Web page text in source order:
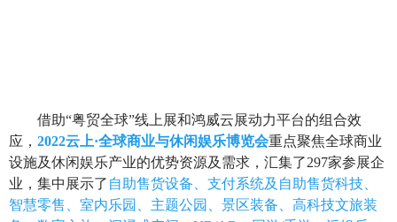
借助“粤贸全球”线上展和鸿威云展动力平台的组合效
应， 2022云上·全球商业与休闲娱乐博览会重点聚焦全球商业
设施及休闲娱乐产业的优势资源及需求，汇集了297家参展企
业，集中展示了 自助售货设备、支付系统及自助售货科技、
智慧零售、室内乐园、主题公园、景区装备、高科技文旅装